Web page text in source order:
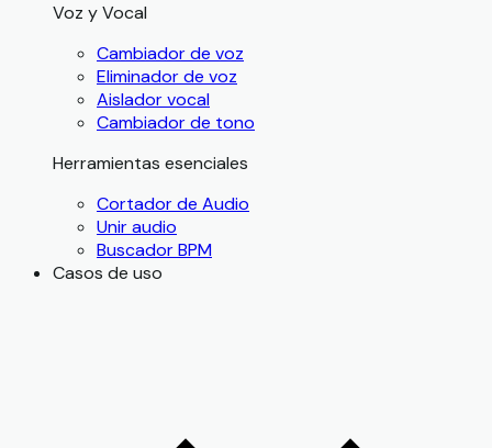
Voz y Vocal
Cambiador de voz
Eliminador de voz
Aislador vocal
Cambiador de tono
Herramientas esenciales
Cortador de Audio
Unir audio
Buscador BPM
Casos de uso